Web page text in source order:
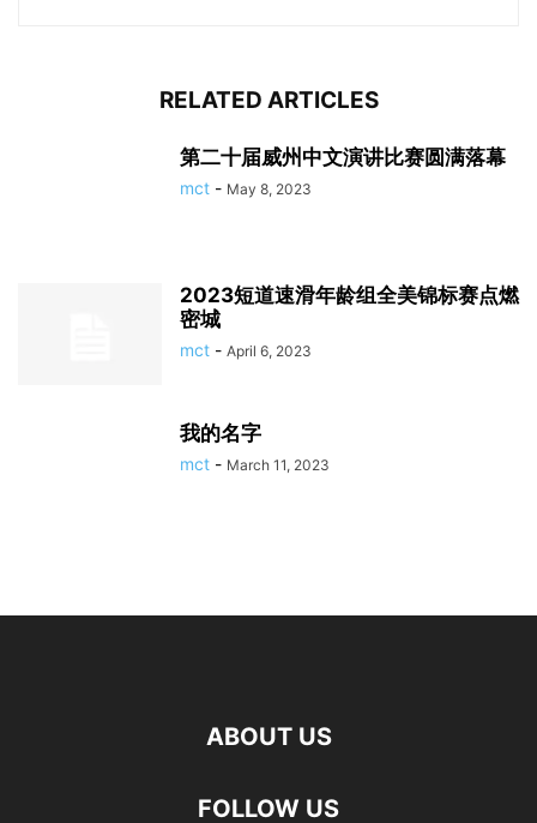
RELATED ARTICLES
第二十届威州中文演讲比赛圆满落幕
mct - May 8, 2023
2023短道速滑年龄组全美锦标赛点燃
密城
mct - April 6, 2023
我的名字
mct - March 11, 2023
ABOUT US
FOLLOW US